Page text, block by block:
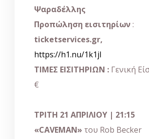
Ψαραδέλλης
Προπώληση εισιτηρίων:
ticketservices.gr,
https://h1.nu/1k1jl
ΤΙΜΕΣ ΕΙΣΙΤΗΡΙΩΝ : Γενική
€
ΤΡΙΤΗ 21 ΑΠΡΙΛΙΟΥ | 21:15
«CAVEMAN» του Rob Becker